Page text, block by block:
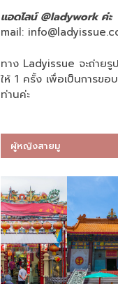
แอดไลน์ @ladywork ค่ะ
mail:
ทาง Ladyissue จะถ่าย
ให้ 1 ครั้ง เพื่อเป็นการขอ
ท่านค่ะ
ผู้หญิงสายมู